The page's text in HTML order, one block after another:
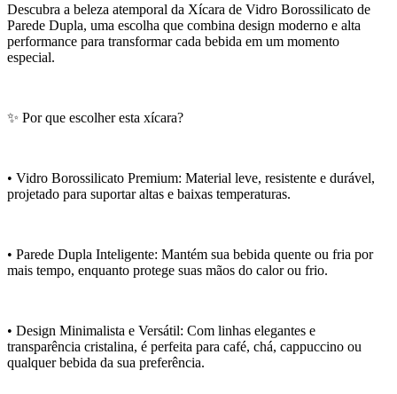
Descubra a beleza atemporal da Xícara de Vidro Borossilicato de
Parede Dupla, uma escolha que combina design moderno e alta
performance para transformar cada bebida em um momento
especial.
✨ Por que escolher esta xícara?
• Vidro Borossilicato Premium: Material leve, resistente e durável,
projetado para suportar altas e baixas temperaturas.
• Parede Dupla Inteligente: Mantém sua bebida quente ou fria por
mais tempo, enquanto protege suas mãos do calor ou frio.
• Design Minimalista e Versátil: Com linhas elegantes e
transparência cristalina, é perfeita para café, chá, cappuccino ou
qualquer bebida da sua preferência.